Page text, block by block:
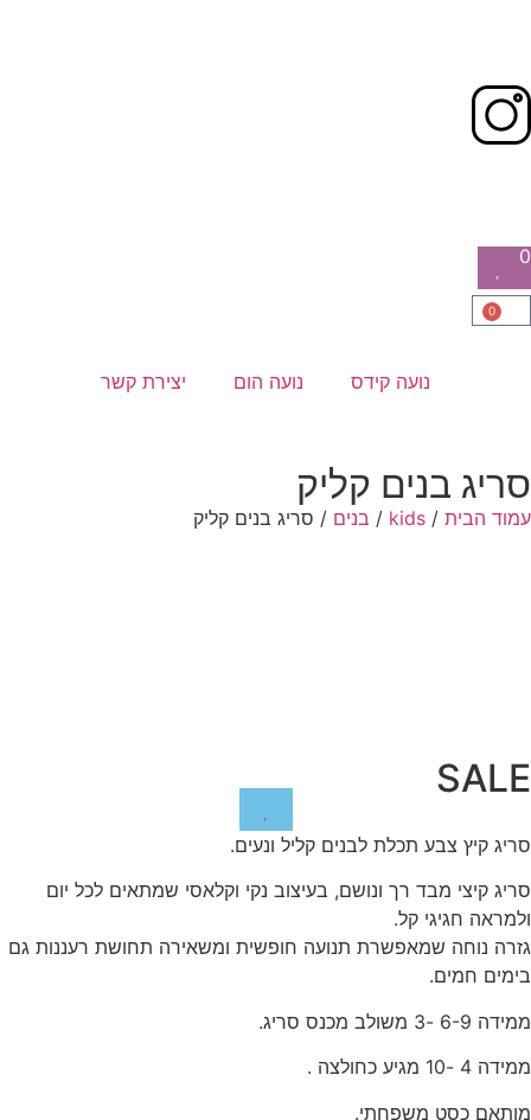
0
0
נועה קידס נועה הום יצירת קשר
סריג בנים קליק
עמוד הבית /
kids
/ בנים / סריג בנים קליק
SALE
סריג קיץ צבע תכלת לבנים קליל ונעים.
סריג קיצי מבד רך ונושם, בעיצוב נקי וקלאסי שמתאים לכל יום
ולמראה חגיגי קל.
גזרה נוחה שמאפשרת תנועה חופשית ומשאירה תחושת רעננות גם
בימים חמים.
ממידה 6-9 -3 משולב מכנס סריג.
ממידה 4 -10 מגיע כחולצה .
מותאם כסט משפחתי.